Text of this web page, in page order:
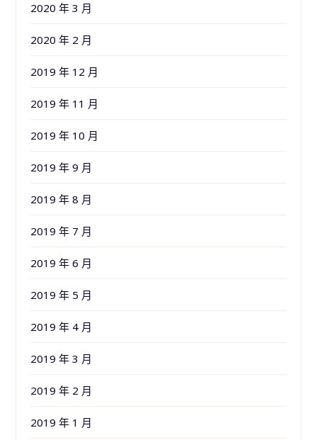
2020 年 3 月
2020 年 2 月
2019 年 12 月
2019 年 11 月
2019 年 10 月
2019 年 9 月
2019 年 8 月
2019 年 7 月
2019 年 6 月
2019 年 5 月
2019 年 4 月
2019 年 3 月
2019 年 2 月
2019 年 1 月